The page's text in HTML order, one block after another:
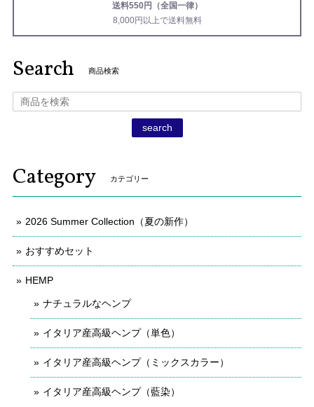
送料550円（全国一律）
8,000円以上で送料無料
Search 商品検索
search
Category カテゴリー
2026 Summer Collection（夏の新作）
おすすめセット
HEMP
ナチュラルなヘンプ
イタリア産高級ヘンプ（単色）
イタリア産高級ヘンプ（ミックスカラー）
イタリア産高級ヘンプ（藍染）